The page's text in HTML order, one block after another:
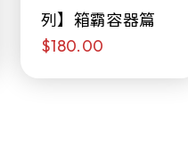
列】箱霸容器篇
$180.00